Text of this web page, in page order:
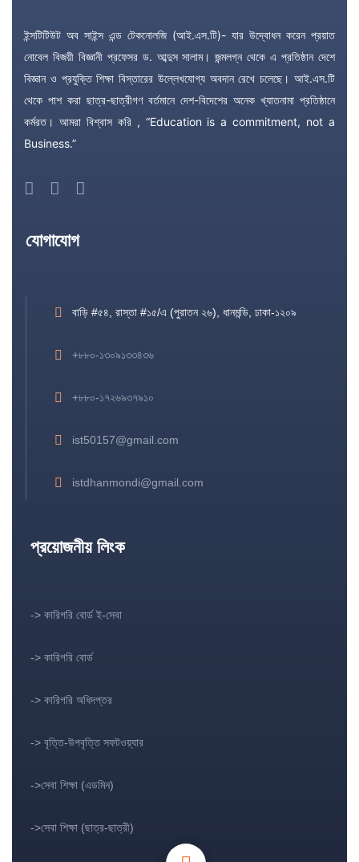
ইন্সটিটিউট অব সাইন্স এন্ড টেকনোলজি (আই.এস.টি)- যার উদ্বোধন করেন প্রয়াত
নোবেল বিজয়ী বিজ্ঞানী প্রফেসর ড. আব্দুস সালাম। জন্মলগ্ন থেকে এ প্রতিষ্ঠান দেশে
বিজ্ঞান ও প্রযুক্তি শিক্ষা বিস্তারের উল্লেখযোগ্য অবদান রেখে চলেছে। আই.এস.টি
থেকে পাশ করা ছাত্র-ছাত্রীগণ বর্তমানে দেশ-বিদেশের অনেক খ্যাতনামা প্রতিষ্ঠানে
কর্মরত। আমরা বিশ্বাস করি , “Education is a commitment, not a
Business.”
যোগাযোগ
বাড়ি #৫৪, রাস্তা #১৫/এ (পুরাতন ২৬), ধানমন্ডি, ঢাকা-১২০৯
+৮৮০-১৩০৯১৩৩৪৩৬
+৮৮০-১৭২৬৯৩৭৯১০
ist50157@gmail.com
istdhanmondi@gmail.com
প্রয়োজনীয় লিংক
-> কারিগরি বোর্ড ই-সেবা
-> কারিগরি বোর্ড
-> কারিগরি অধিদপ্তর
-> বৃত্তি-উপবৃত্তি সফটওয়্যার
->সেবা শিক্ষা (এডমিন)
->সেবা শিক্ষা (ছাত্র-ছাত্রী)